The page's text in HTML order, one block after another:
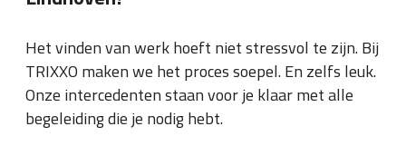
Het vinden van werk hoeft niet stressvol te zijn. Bij
TRIXXO maken we het proces soepel. En zelfs leuk.
Onze intercedenten staan voor je klaar met alle
begeleiding die je nodig hebt.